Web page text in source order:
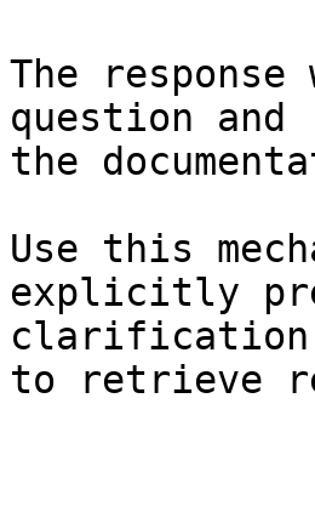
The
question and
the
Use this
explicitly
clarification